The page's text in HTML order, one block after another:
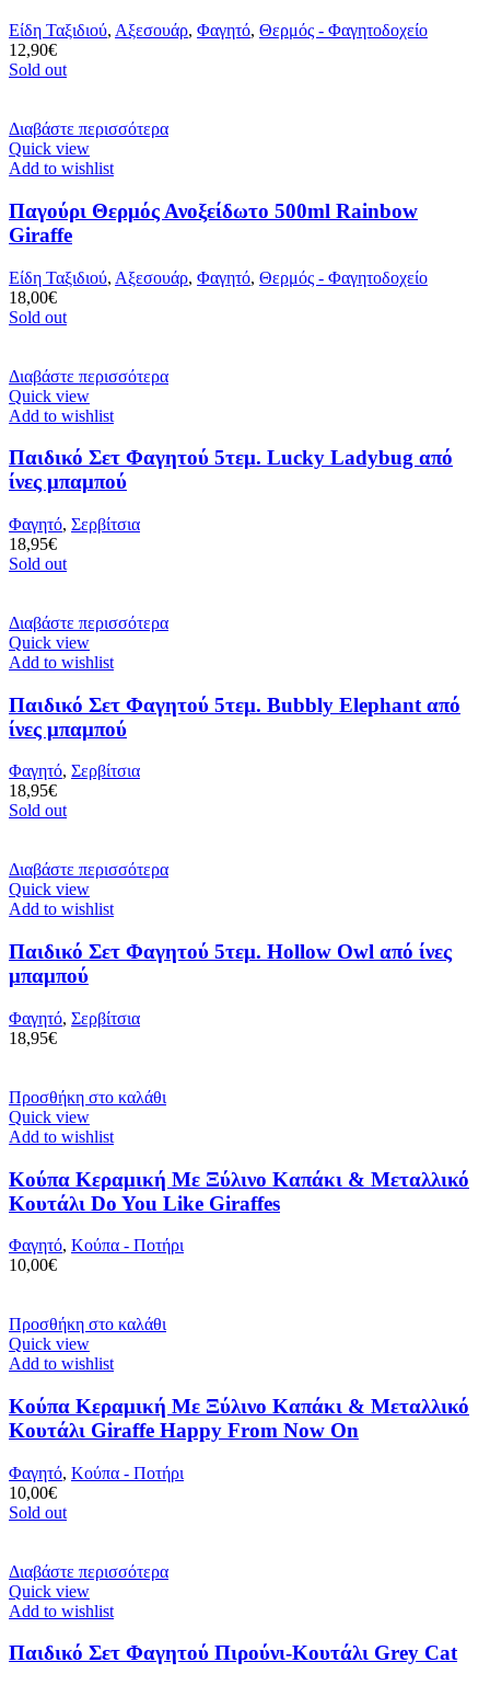
Είδη Ταξιδιού, Αξεσουάρ, Φαγητό, Θερμός - Φαγητοδοχείο
12,90€
Sold out
Διαβάστε περισσότερα
Quick view
Add to wishlist
Παγούρι Θερμός Ανοξείδωτο 500ml Rainbow
Giraffe
Είδη Ταξιδιού, Αξεσουάρ, Φαγητό, Θερμός - Φαγητοδοχείο
18,00€
Sold out
Διαβάστε περισσότερα
Quick view
Add to wishlist
Παιδικό Σετ Φαγητού 5τεμ. Lucky Ladybug από
ίνες μπαμπού
Φαγητό, Σερβίτσια
18,95€
Sold out
Διαβάστε περισσότερα
Quick view
Add to wishlist
Παιδικό Σετ Φαγητού 5τεμ. Bubbly Elephant από
ίνες μπαμπού
Φαγητό, Σερβίτσια
18,95€
Sold out
Διαβάστε περισσότερα
Quick view
Add to wishlist
Παιδικό Σετ Φαγητού 5τεμ. Hollow Owl από ίνες
μπαμπού
Φαγητό, Σερβίτσια
18,95€
Προσθήκη στο καλάθι
Quick view
Add to wishlist
Κούπα Κεραμική Με Ξύλινο Καπάκι & Μεταλλικό
Κουτάλι Do You Like Giraffes
Φαγητό, Κούπα - Ποτήρι
10,00€
Προσθήκη στο καλάθι
Quick view
Add to wishlist
Κούπα Κεραμική Με Ξύλινο Καπάκι & Μεταλλικό
Κουτάλι Giraffe Happy From Now On
Φαγητό, Κούπα - Ποτήρι
10,00€
Sold out
Διαβάστε περισσότερα
Quick view
Add to wishlist
Παιδικό Σετ Φαγητού Πιρούνι-Κουτάλι Grey Cat